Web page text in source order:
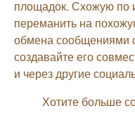
площадок. Схожую по
переманить на
обмена сообщениями
создавайте его
и через другие
Хотите больше